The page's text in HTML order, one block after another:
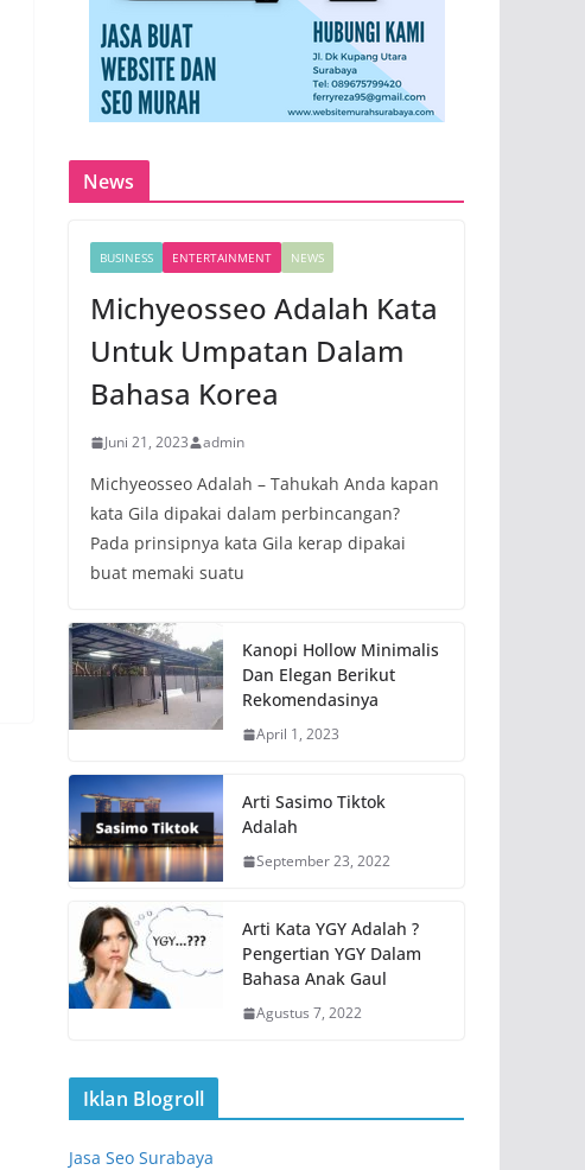
News
BUSINESS ENTERTAINMENT NEWS
Michyeosseo Adalah Kata
Untuk Umpatan Dalam
Bahasa Korea
Juni 21, 2023 admin
Michyeosseo Adalah – Tahukah Anda kapan
kata Gila dipakai dalam perbincangan?
Pada prinsipnya kata Gila kerap dipakai
buat memaki suatu
Kanopi Hollow Minimalis
Dan Elegan Berikut
Rekomendasinya
April 1, 2023
Arti Sasimo Tiktok
Adalah
September 23, 2022
Arti Kata YGY Adalah ?
Pengertian YGY Dalam
Bahasa Anak Gaul
Agustus 7, 2022
Iklan Blogroll
Jasa Seo Surabaya